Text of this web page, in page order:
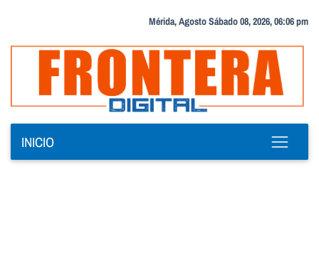
Mérida, Agosto Sábado 08, 2026, 06:06 pm
INICIO